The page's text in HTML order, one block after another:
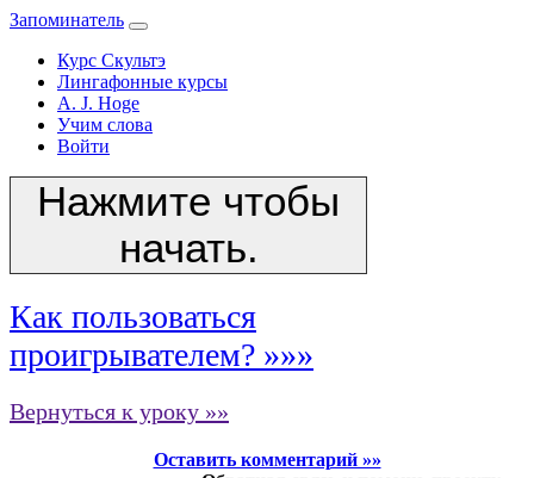
Запоминатель
Курс Скультэ
Лингафонные курсы
A. J. Hoge
Учим слова
Войти
Нажмите чтобы
начать.
Как пользоваться
проигрывателем? »»»
Вернуться к уроку »»
Оставить комментарий »»